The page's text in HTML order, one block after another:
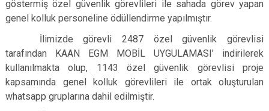
göstermiş özel güvenlik görevlileri ile sahada görev yapan
genel kolluk personeline ödüllendirme yapılmıştır.
İlimizde görevli 2487 özel güvenlik görevlisi
tarafından KAAN EGM MOBİL UYGULAMASI’ indirilerek
kullanılmakta olup, 1143 özel güvenlik görevlisi proje
kapsamında genel kolluk görevlileri ile ortak oluşturulan
whatsapp gruplarına dahil edilmiştir.